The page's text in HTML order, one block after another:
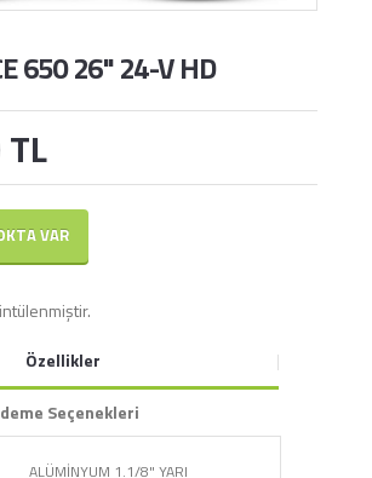
650 26" 24-V HD
VAR
Özellikler
Seçenekleri
ALÜMİNYUM 1.1/8" YARI